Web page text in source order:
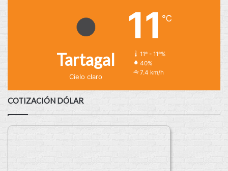
Tartagal
Cielo claro
11 ℃
11º - 11º%
40%
7.4 km/h
COTIZACIÓN DÓLAR